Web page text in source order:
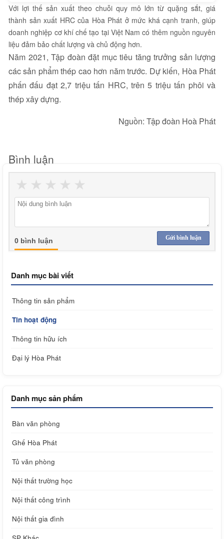
Với lợi thế sản xuất theo chuỗi quy mô lớn từ quặng sắt, giá
thành sản xuất HRC của Hòa Phát ở mức khá cạnh tranh, giúp
doanh nghiệp cơ khí chế tạo tại Việt Nam có thêm nguồn nguyên
liệu đảm bảo chất lượng và chủ động hơn.
Năm 2021, Tập đoàn đặt mục tiêu tăng trưởng sản lượng
các sản phẩm thép cao hơn năm trước. Dự kiến, Hòa Phát
phấn đấu đạt 2,7 triệu tấn HRC, trên 5 triệu tấn phôi và
thép xây dựng.
Nguồn: Tập đoàn Hoà Phát
Bình luận
★
★
★
★
★
Gửi bình luận
0 bình luận
Danh mục bài viết
Thông tin sản phẩm
Tin hoạt động
Thông tin hữu ích
Đại lý Hòa Phát
Danh mục sản phẩm
Bàn văn phòng
Ghế Hòa Phát
Tủ văn phòng
Nội thất trường học
Nội thất công trình
Nội thất gia đình